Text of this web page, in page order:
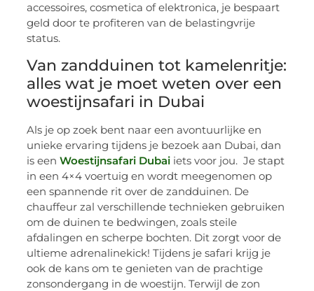
accessoires, cosmetica of elektronica, je bespaart
geld door te profiteren van de belastingvrije
status.
Van zandduinen tot kamelenritje:
alles wat je moet weten over een
woestijnsafari in Dubai
Als je op zoek bent naar een avontuurlijke en
unieke ervaring tijdens je bezoek aan Dubai, dan
is eenWoestijnsafari Dubai iets voor jou. Je stapt
in een 4×4 voertuig en wordt meegenomen op
een spannende rit over de zandduinen. De
chauffeur zal verschillende technieken gebruiken
om de duinen te bedwingen, zoals steile
afdalingen en scherpe bochten. Dit zorgt voor de
ultieme adrenalinekick! Tijdens je safari krijg je
ook de kans om te genieten van de prachtige
zonsondergang in de woestijn. Terwijl de zon